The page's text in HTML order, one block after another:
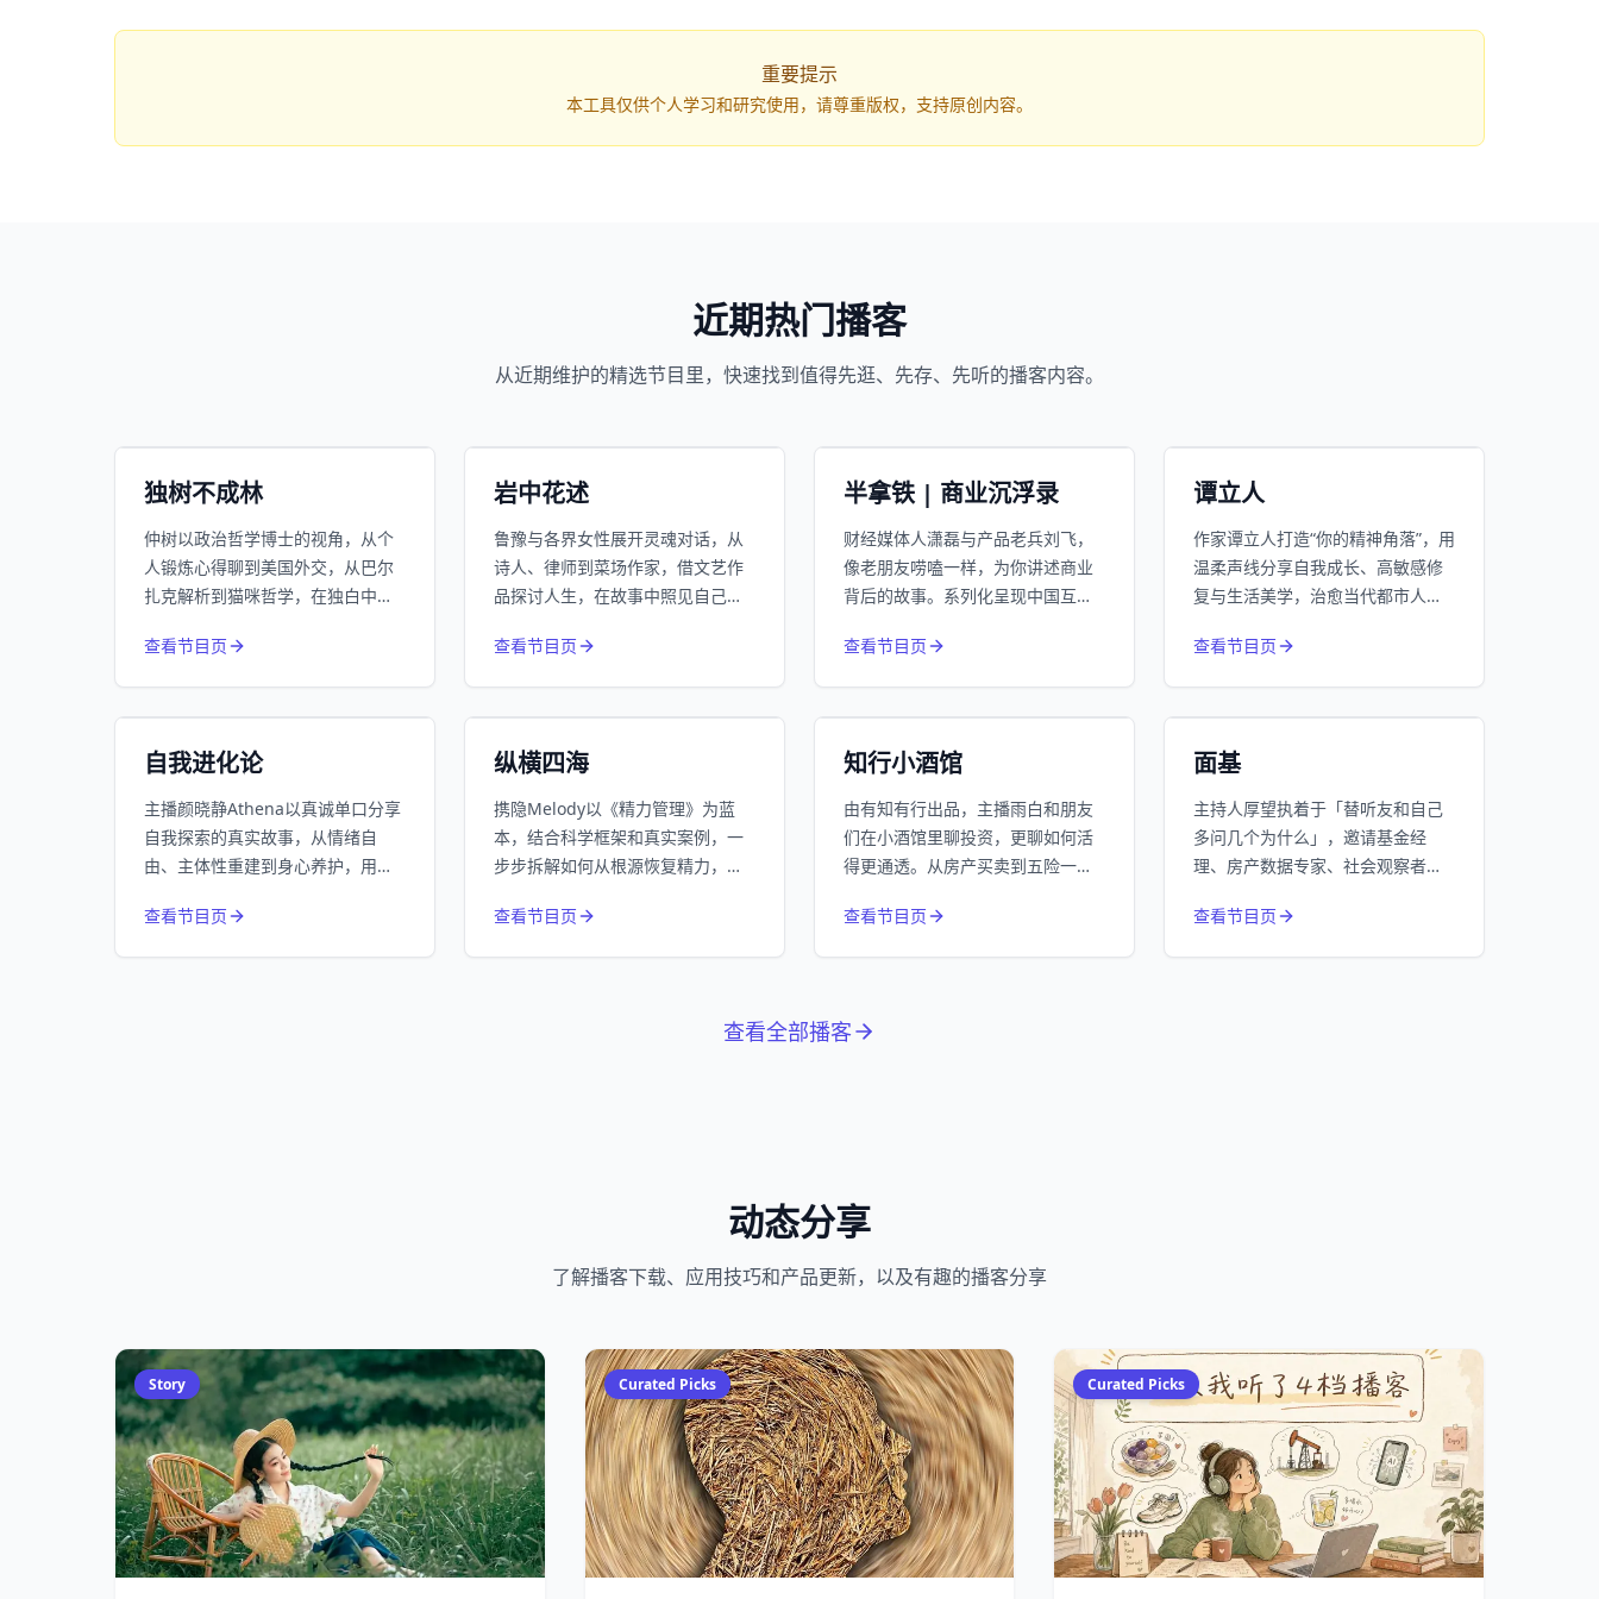
重要提示
本工具仅供个人学习和研究使用，请尊重版权，支持原创内容。
近期热门播客
从近期维护的精选节目里，快速找到值得先逛、先存、先听的播客内容。
小宇宙 精选
独树不成林
仲树以政治哲学博士的视角，从个
人锻炼心得聊到美国外交，从巴尔
扎克解析到猫咪哲学，在独白中寻
查看节目页
小宇宙 精选
1055近1个月下载
岩中花述
鲁豫与各界女性展开灵魂对话，从
诗人、律师到菜场作家，借文艺作
品探讨人生，在故事中照见自己。
话更具深度与余味。
查看节目页
小宇宙 精选
994近1个月下载
半拿铁 | 商业沉浮录
财经媒体人潇磊与产品老兵刘飞，
像老朋友唠嗑一样，为你讲述商业
背后的故事。系列化呈现中国互联
谷神话等，让你在轻松氛围中读懂
商业逻辑。
查看节目页
小宇宙
谭立人
作家谭立人打造“你的精神角落”，用
温柔声线分享自我成长、高敏感修
复与生活美学，治愈当代都市人的
查看节目页
小宇宙 精选
自我进化论
主播颜晓静Athena以真诚单口分享
自我探索的真实故事，从情绪自
由、主体性重建到身心养护，用亲
盛自我。
查看节目页
小宇宙 精选
纵横四海
携隐Melody以《精力管理》为蓝
本，结合科学框架和真实案例，一
步步拆解如何从根源恢复精力，让
查看节目页
小宇宙 精选
知行小酒馆
由有知有行出品，主播雨白和朋友
们在小酒馆里聊投资，更聊如何活
得更通透。从房产买卖到五险一
为你拆解一个关乎钱与生活的真问
题。
查看节目页
小宇宙
面基
主持人厚望执着于「替听友和自己
多问几个为什么」，邀请基金经
理、房产数据专家、社会观察者
生意义，以深度对话拆解复杂世
界。节目有常驻嘉宾Nick的楼市技
查看节目页
查看全部播客
动态分享
了解播客下载、应用技巧和产品更新，以及有趣的播客分享
Story Curated Picks Curated Picks